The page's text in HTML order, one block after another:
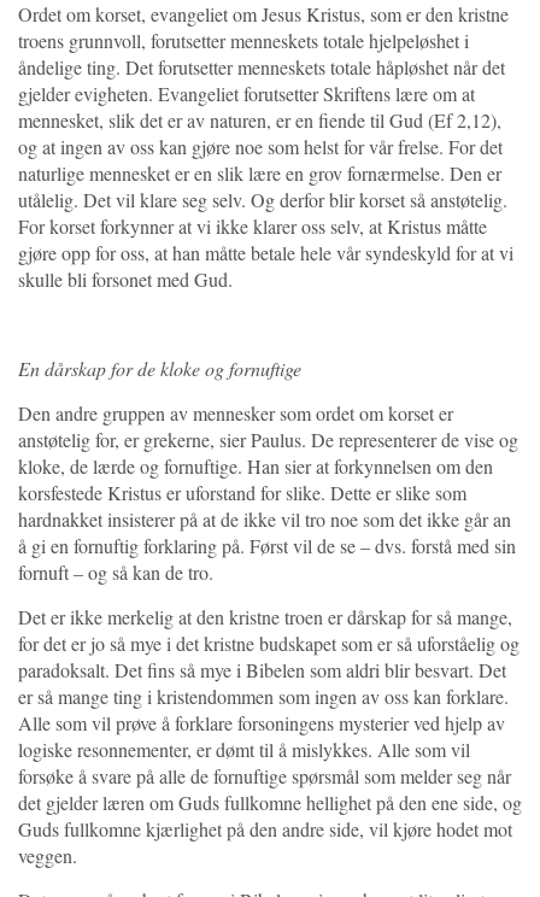
Ordet om korset, evangeliet om Jesus Kristus, som er den kristne
troens grunnvoll, forutsetter menneskets totale hjelpeløshet i
åndelige ting. Det forutsetter menneskets totale håpløshet når det
gjelder evigheten. Evangeliet forutsetter Skriftens lære om at
mennesket, slik det er av naturen, er en fiende til Gud (Ef 2,12),
og at ingen av oss kan gjøre noe som helst for vår frelse. For det
naturlige mennesket er en slik lære en grov fornærmelse. Den er
utålelig. Det vil klare seg selv. Og derfor blir korset så anstøtelig.
For korset forkynner at vi ikke klarer oss selv, at Kristus måtte
gjøre opp for oss, at han måtte betale hele vår syndeskyld for at vi
skulle bli forsonet med Gud.
En dårskap for de kloke og fornuftige
Den andre gruppen av mennesker som ordet om korset er
anstøtelig for, er grekerne, sier Paulus. De representerer de vise og
kloke, de lærde og fornuftige. Han sier at forkynnelsen om den
korsfestede Kristus er uforstand for slike. Dette er slike som
hardnakket insisterer på at de ikke vil tro noe som det ikke går an
å gi en fornuftig forklaring på. Først vil de se – dvs. forstå med sin
fornuft – og så kan de tro.
Det er ikke merkelig at den kristne troen er dårskap for så mange,
for det er jo så mye i det kristne budskapet som er så uforståelig og
paradoksalt. Det fins så mye i Bibelen som aldri blir besvart. Det
er så mange ting i kristendommen som ingen av oss kan forklare.
Alle som vil prøve å forklare forsoningens mysterier ved hjelp av
logiske resonnementer, er dømt til å mislykkes. Alle som vil
forsøke å svare på alle de fornuftige spørsmål som melder seg når
det gjelder læren om Guds fullkomne hellighet på den ene side, og
Guds fullkomne kjærlighet på den andre side, vil kjøre hodet mot
veggen.